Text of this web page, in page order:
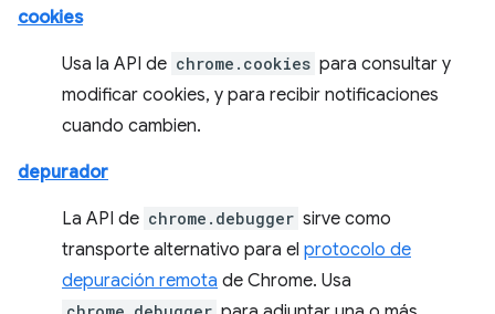
cookies
Usa la API de chrome.cookies para consultar y
modificar cookies, y para recibir notificaciones
cuando cambien.
depurador
La API de chrome.debugger sirve como
transporte alternativo para el protocolo de
depuración remota de Chrome. Usa